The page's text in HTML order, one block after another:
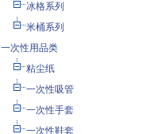
冰格系列
米桶系列
一次性用品类
粘尘纸
一次性吸管
一次性手套
一次性鞋套